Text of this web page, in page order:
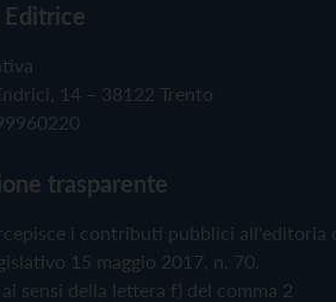
14 – 38122 Trento
trasparente
i contributi pubblici all'editoria
15 maggio 2017, n. 70.
sensi della lettera f) del comma 2